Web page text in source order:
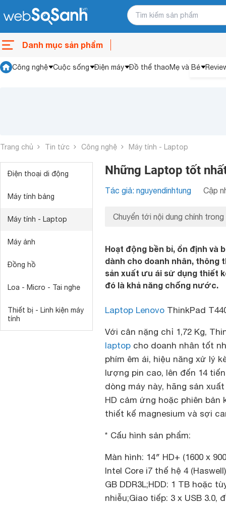
Danh mục sản phẩm
Công nghệ Cuộc sống Điện máy Đồ thể thaoMẹ và Bé
Trang chủ Tin tức Công nghệ Máy tính - Laptop
Điện thoại di động
Máy tính bảng
Máy tính - Laptop
Máy ảnh
Đồng hồ
Loa - Micro - Tai nghe
Thiết bị - Linh kiện máy
tính
Những Laptop tốt
Tác giả: nguyendinhtung Cập
Chuyển tới nội dung chính trong
Hoạt động bền bỉ, ổn định và
dành cho doanh nhân,
sản xuất ưu ái sử dụng thiết
đó là khả năng chống nước.
Laptop Lenovo ThinkPad
Với cân nặng chỉ 1,72 Kg,
laptop cho doanh nhân tốt
phím êm ái, hiệu năng xử lý
lượng pin cao, lên đến 14
dòng máy này, hãng sản
HD cảm ứng hoặc phiên
thiết kế magnesium và sợi
* Cấu hình sản phẩm:
Màn hình: 14″ HD+ (1600 x
Intel Core i7 thế hệ 4
GB DDR3L;HDD: 1 TB hoặc
nhiễu;Giao tiếp: 3 x USB 3.0,